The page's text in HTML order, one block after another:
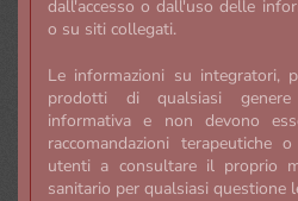
dall'accesso o dall'uso delle
o su siti collegati.
Le informazioni su integratori,
prodotti di qualsiasi
informativa e non devono
raccomandazioni terapeutiche
utenti a consultare il proprio
sanitario per qualsiasi questione